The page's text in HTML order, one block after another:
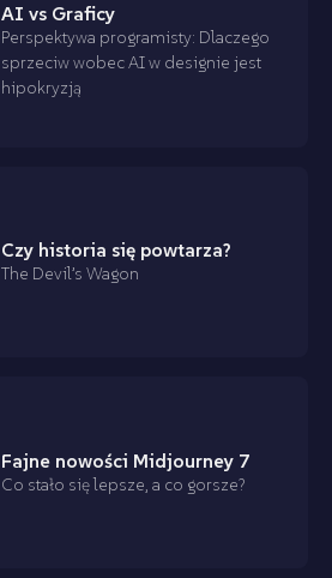
AI vs Graficy
Perspektywa programisty: Dlaczego
sprzeciw wobec AI w designie jest
hipokryzją
Czy historia się powtarza?
The Devil’s Wagon
Fajne nowości Midjourney 7
Co stało się lepsze, a co gorsze?